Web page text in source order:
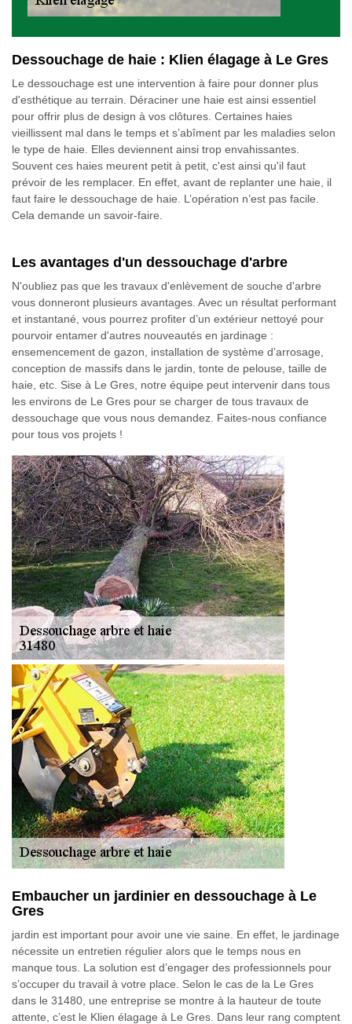
Dessouchage de haie : Klien élagage à Le Gres
Le dessouchage est une intervention à faire pour donner plus
d'esthétique au terrain. Déraciner une haie est ainsi essentiel
pour offrir plus de design à vos clôtures. Certaines haies
vieillissent mal dans le temps et s’abîment par les maladies selon
le type de haie. Elles deviennent ainsi trop envahissantes.
Souvent ces haies meurent petit à petit, c'est ainsi qu'il faut
prévoir de les remplacer. En effet, avant de replanter une haie, il
faut faire le dessouchage de haie. L’opération n’est pas facile.
Cela demande un savoir-faire.
Les avantages d'un dessouchage d'arbre
N'oubliez pas que les travaux d'enlèvement de souche d'arbre
vous donneront plusieurs avantages. Avec un résultat performant
et instantané, vous pourrez profiter d’un extérieur nettoyé pour
pourvoir entamer d'autres nouveautés en jardinage :
ensemencement de gazon, installation de système d’arrosage,
conception de massifs dans le jardin, tonte de pelouse, taille de
haie, etc. Sise à Le Gres, notre équipe peut intervenir dans tous
les environs de Le Gres pour se charger de tous travaux de
dessouchage que vous nous demandez. Faites-nous confiance
pour tous vos projets !
Embaucher un jardinier en dessouchage à Le
Gres
jardin est important pour avoir une vie saine. En effet, le jardinage
nécessite un entretien régulier alors que le temps nous en
manque tous. La solution est d’engager des professionnels pour
s’occuper du travail à votre place. Selon le cas de la Le Gres
dans le 31480, une entreprise se montre à la hauteur de toute
attente, c’est le Klien élagage à Le Gres. Dans leur rang comptent